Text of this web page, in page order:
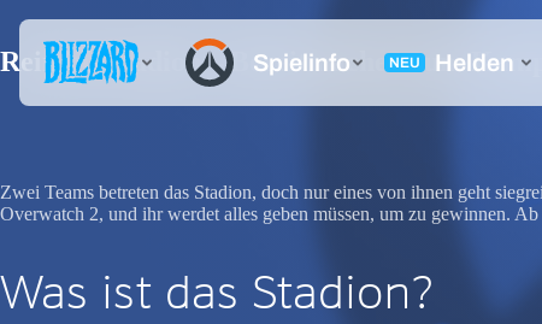
Rein ins Stadion – Bereitmachen zum
Zwei Teams betreten das Stadion, doch nur eines von ihnen geht
Overwatch 2, und ihr werdet alles geben müssen, um zu gewinnen.
Was ist das Stadion?